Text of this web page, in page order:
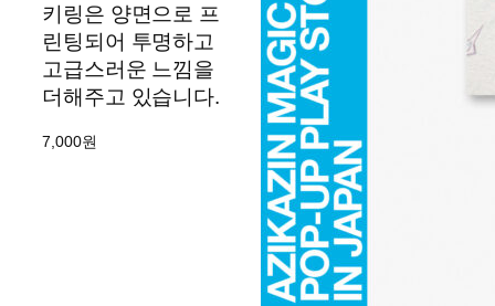
키링은 양면으로 프
린팅되어 투명하고
고급스러운 느낌을
더해주고 있습니다.
7,000원